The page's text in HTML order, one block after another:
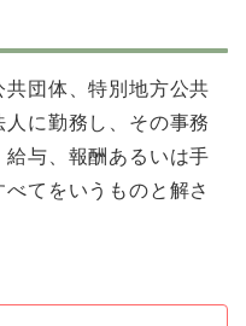
団体、特別地方公共
に勤務し、その事務
与、報酬あるいは手
てをいうものと解さ